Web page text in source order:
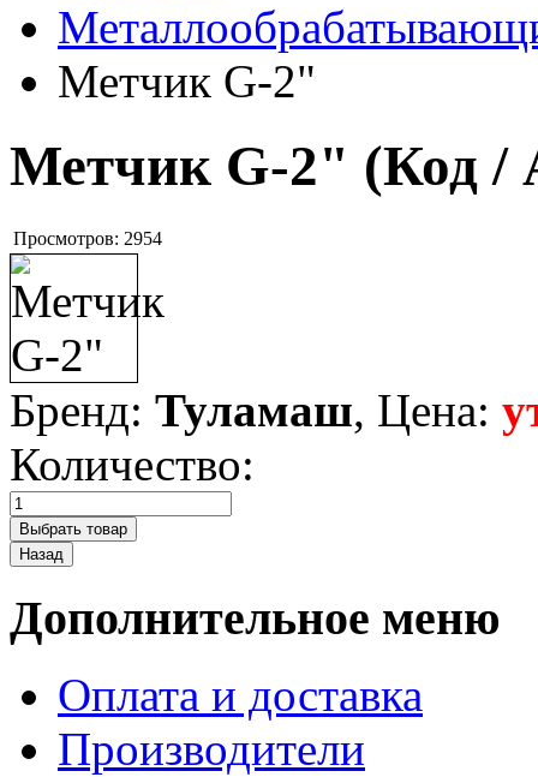
Метчик G-2"
Метчик G-2" (Код
Просмотров: 2954
Бренд: Туламаш, Цена:
Количество:
Дополнительное меню
Оплата и доставка
Производители